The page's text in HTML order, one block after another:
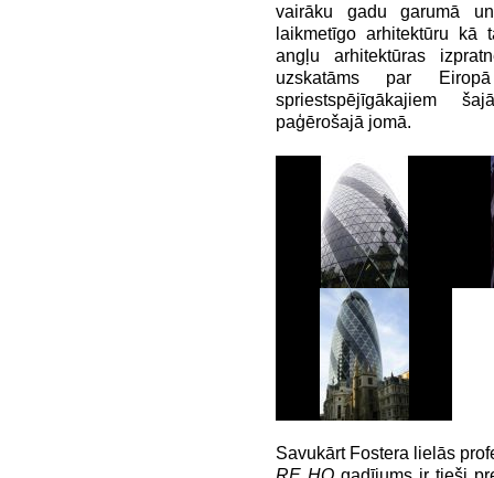
vairāku gadu garumā
laikmetīgo arhitektūru kā
angļu arhitektūras
uzskatāms par
spriestspējīgākajiem
paģērošajā jomā.
Savukārt Fostera lielās